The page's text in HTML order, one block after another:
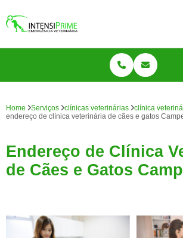
Home Serviços clínicas veterinárias
clínica
endereço de clínica veterinária de cães e gatos
Endereço de Clínica
de Cães e Gatos